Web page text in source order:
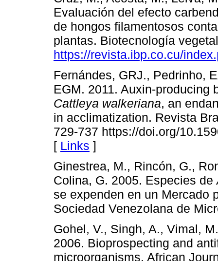
Evaluación del efecto
de hongos filamentosos
plantas. Biotecnología
https://revista.ibp.co.cu/
Fernándes, GRJ., Pedrinho,
EGM. 2011. Auxin-producing
Cattleya walkeriana, an
in acclimatization. Revista
729-737 https://doi.org/
[ Links ]
Ginestrea, M., Rincón, G.,
Colina, G. 2005. Especies de
se expenden en un Mercado
Sociedad Venezolana de
Gohel, V., Singh, A., Vimal,
2006. Bioprospecting and
microorganisms. African